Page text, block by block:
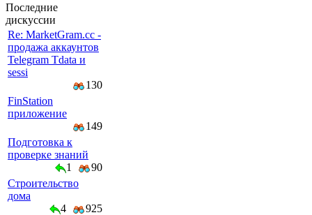
Последние
дискуссии
Re: MarketGram.cc -
продажа аккаунтов
Telegram Tdata и
sessi
130
FinStation
приложение
149
Подготовка к
проверке знаний
1
90
Строительство
дома
4
925